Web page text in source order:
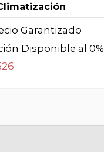
Garantizado
Disponible al 0%